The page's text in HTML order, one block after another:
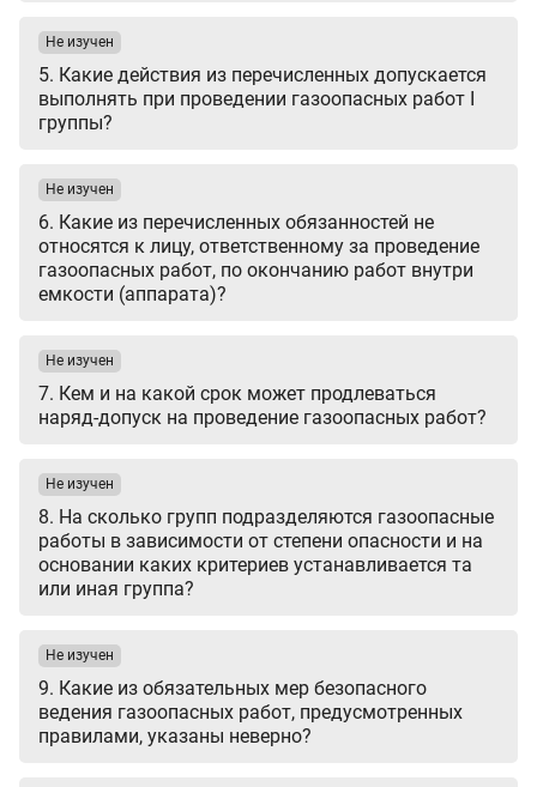
5. Какие действия из перечисленных допускается
выполнять при проведении газоопасных работ I
группы?
Не изучен
6. Какие из перечисленных обязанностей не
относятся к лицу, ответственному за проведение
газоопасных работ, по окончанию работ внутри
емкости (аппарата)?
Не изучен
7. Кем и на какой срок может продлеваться
наряд-допуск на проведение газоопасных работ?
Не изучен
8. На сколько групп подразделяются газоопасные
работы в зависимости от степени опасности и на
основании каких критериев устанавливается та
или иная группа?
Не изучен
9. Какие из обязательных мер безопасного
ведения газоопасных работ, предусмотренных
правилами, указаны неверно?
Не изучен